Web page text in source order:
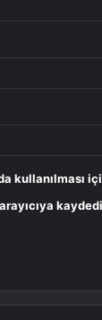
kullanılması